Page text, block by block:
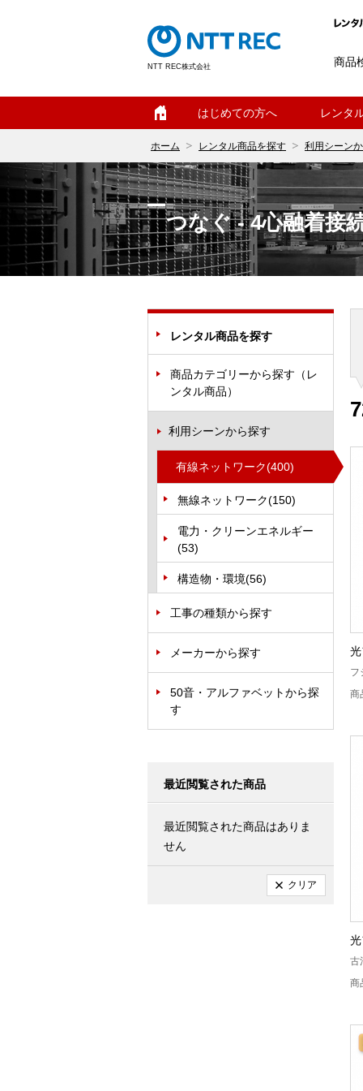
NTT REC株式会社 商品
はじめての方へ レンタ
ホーム レンタル商品を探す 利用シーン
つなぐ - 4心融着接
レンタル商品を探す
商品カテゴリーから探す（レ
ンタル商品）
利用シーンから探す
有線ネットワーク(400)
無線ネットワーク(150)
電力・クリーンエネルギー
(53)
構造物・環境(56)
工事の種類から探す
メーカーから探す
50音・アルファベットから探
す
最近閲覧された商品
最近閲覧された商品はありま
せん
クリア
光
フ
商
光
古
商